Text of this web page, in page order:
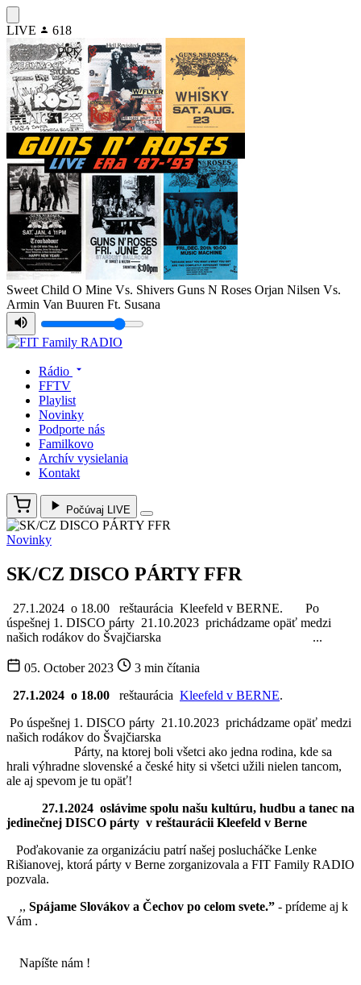
LIVE 618
Sweet Child O Mine Vs. Shivers Guns N Roses Orjan Nilsen Vs.
Armin Van Buuren Ft. Susana
Rádio
FFTV
Playlist
Novinky
Podporte nás
Familkovo
Archív vysielania
Kontakt
Počúvaj LIVE
Novinky
SK/CZ DISCO PÁRTY FFR
27.1.2024 o 18.00 reštaurácia Kleefeld v BERNE. Po
úspešnej 1. DISCO párty 21.10.2023 prichádzame opäť medzi
našich rodákov do Švajčiarska ...
05. October 2023
3 min čítania
27.1.2024 o 18.00
reštaurácia Kleefeld v BERNE.
Po úspešnej 1. DISCO párty 21.10.2023 prichádzame opäť medzi
našich rodákov do Švajčiarska
Párty, na ktorej boli všetci ako jedna rodina, kde sa
hrali výhradne slovenské a české hity si všetci užili nielen tancom,
ale aj spevom je tu opäť!
27.1.2024 oslávime spolu našu kultúru, hudbu a tanec na
jedinečnej DISCO párty v reštaurácii Kleefeld v Berne
Poďakovanie za organizáciu patrí našej poslucháčke Lenke
Rišianovej, ktorá párty v Berne zorganizovala a FIT Family RADIO
pozvala.
,, Spájame Slovákov a Čechov po celom svete.” - prídeme aj k
Vám .
Napíšte nám !